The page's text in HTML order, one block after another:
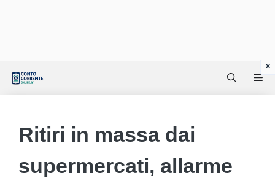
Ritiri in massa dai
supermercati, allarme